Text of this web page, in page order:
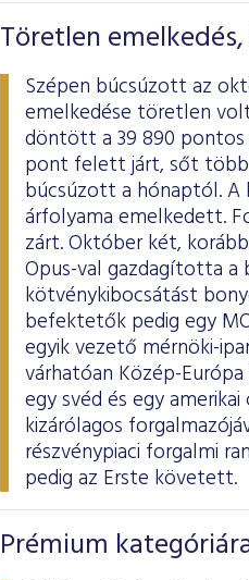
Töretlen
Szépen búcsúzott az
emelkedése töretlen
döntött a 39 890 pontos
pont felett járt, sőt
búcsúzott a hónaptól. A
árfolyama emelkedett.
zárt. Október két,
Opus-val gazdagította a
kötvénykibocsátást
befektetők pedig egy
egyik vezető mérnöki-
várhatóan Közép-
egy svéd és egy
kizárólagos
részvénypiaci forgalmi
pedig az Erste követett.
Prémium